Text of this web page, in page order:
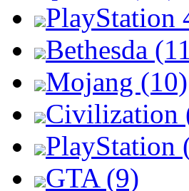
PlayStation
Bethesda
Mojang (10)
Civilization
PlayStation
GTA (9)